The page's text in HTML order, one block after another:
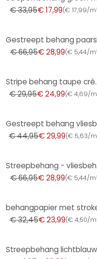
€ 33,95€ 17,99(€ 17,99/
€ 66,95€ 28,99(€ 5,44/
Stripe behang taupe
€ 29,95€ 24,99(€ 4,69/
€ 44,95€ 29,99(€ 5,63/
€ 66,95€ 28,99(€ 5,44/
€ 32,45€ 23,99(€ 4,50/